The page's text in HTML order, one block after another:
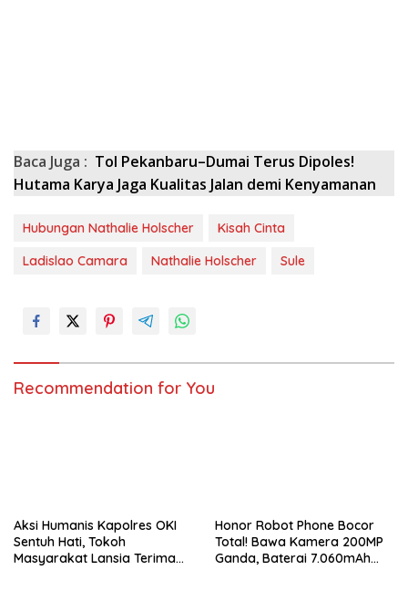
Baca Juga : Tol Pekanbaru–Dumai Terus Dipoles!
Hutama Karya Jaga Kualitas Jalan demi Kenyamanan
Hubungan Nathalie Holscher
Kisah Cinta
Ladislao Camara
Nathalie Holscher Sule
Recommendation for You
Aksi Humanis Kapolres OKI
Sentuh Hati, Tokoh
Masyarakat Lansia Terima
Honor Robot Phone Bocor
Total! Bawa Kamera 200MP
Ganda, Baterai 7.060mAh